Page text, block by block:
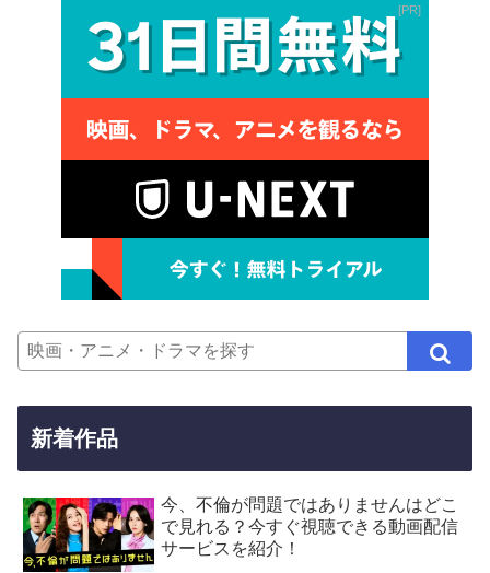
PR
新着作品
今、不倫が問題ではありませんはどこ
で見れる？今すぐ視聴できる動画配信
サービスを紹介！